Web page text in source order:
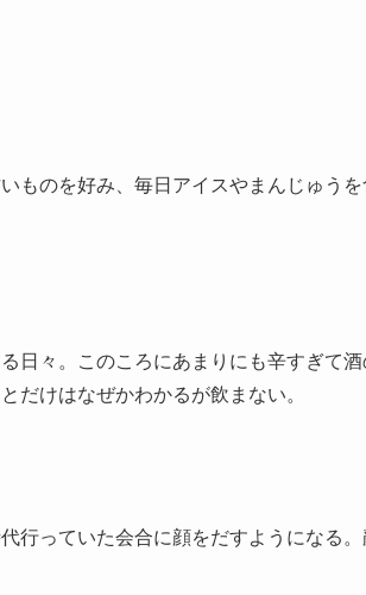
ものを好み、毎日アイスやまんじゅうを
日々。このころにあまりにも辛すぎて酒
だけはなぜかわかるが飲まない。
行っていた会合に顔をだすようになる。